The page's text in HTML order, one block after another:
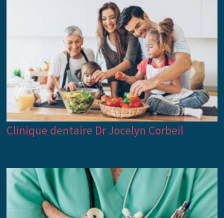
Clinique dentaire Dr Jocelyn Corbeil